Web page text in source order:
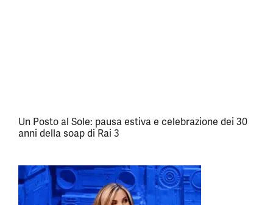
Un Posto al Sole: pausa estiva e celebrazione dei 30
anni della soap di Rai 3